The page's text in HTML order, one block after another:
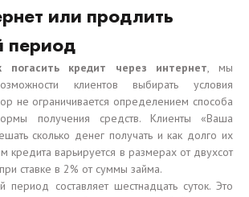
или продлить
период
погасить кредит через интернет, мы
клиентов выбирать условия
не ограничивается определением способа
получения средств. Клиенты «Ваша
сколько денег получать и как долго их
кредита варьируется в размерах от двухсот
ставке в 2% от суммы займа.
период составляет шестнадцать суток. Это